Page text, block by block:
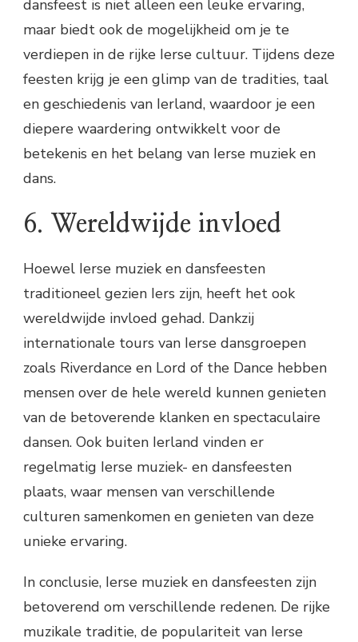
dansfeest is niet alleen een leuke ervaring,
maar biedt ook de mogelijkheid om je te
verdiepen in de rijke Ierse cultuur. Tijdens deze
feesten krijg je een glimp van de tradities, taal
en geschiedenis van Ierland, waardoor je een
diepere waardering ontwikkelt voor de
betekenis en het belang van Ierse muziek en
dans.
6. Wereldwijde invloed
Hoewel Ierse muziek en dansfeesten
traditioneel gezien Iers zijn, heeft het ook
wereldwijde invloed gehad. Dankzij
internationale tours van Ierse dansgroepen
zoals Riverdance en Lord of the Dance hebben
mensen over de hele wereld kunnen genieten
van de betoverende klanken en spectaculaire
dansen. Ook buiten Ierland vinden er
regelmatig Ierse muziek- en dansfeesten
plaats, waar mensen van verschillende
culturen samenkomen en genieten van deze
unieke ervaring.
In conclusie, Ierse muziek en dansfeesten zijn
betoverend om verschillende redenen. De rijke
muzikale traditie, de populariteit van Ierse